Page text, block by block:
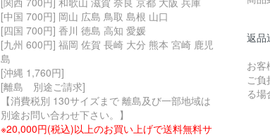
[中国 700円] 岡山 広島 鳥取 島根 山口
[四国 700円] 香川 徳島 高知 愛媛
[九州 600円] 福岡 佐賀 長崎 大分 熊本 宮崎 鹿児
島
[沖縄 1,760円]
[離島 別途ご請求]
【消費税別 130サイズまで 離島及び一部地域は
別途お問い合わせ下さい。】
※20,000円(税込)以上のお買い上げで送料無料サ
返品
お客
ご
る場